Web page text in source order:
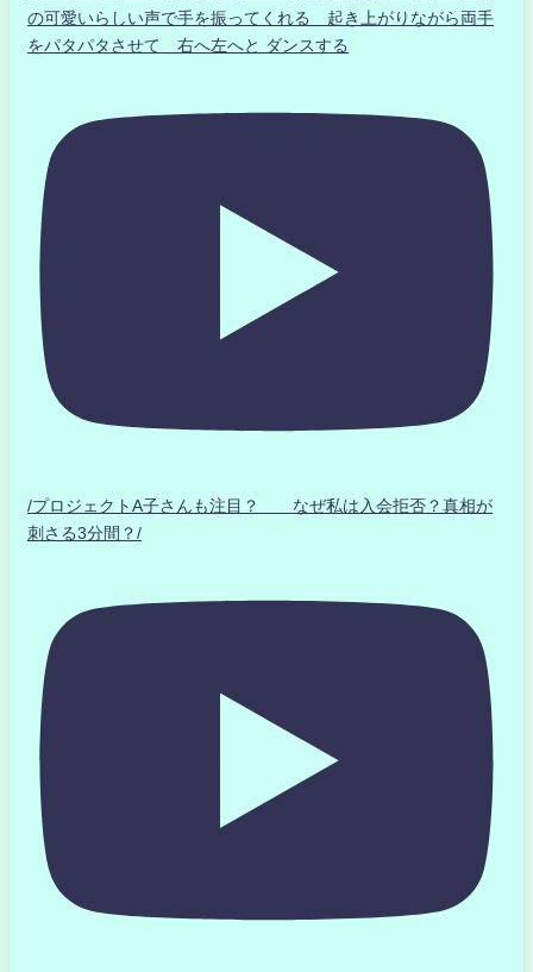
の可愛いらしい声で手を振ってくれる 起き上がりながら両手
をパタパタさせて 右へ左へと ダンスする
/プロジェクトA子さんも注目？ なぜ私は入会拒否？真相が
刺さる3分間？/